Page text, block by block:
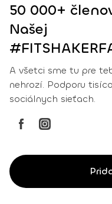
50 000+
Našej
A všetci sme tu pre
nehrozí. Podporu
sociálnych sieťach.